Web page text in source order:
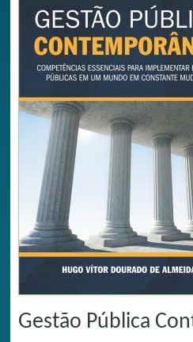
Gestão Pública